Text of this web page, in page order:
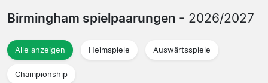
Birmingham spielpaarungen - 2026/2027
Alle anzeigen Heimspiele Auswärtsspiele
Championship